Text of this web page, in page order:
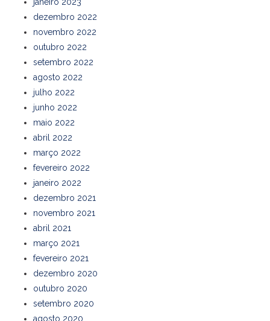
dezembro 2022
novembro 2022
outubro 2022
setembro 2022
agosto 2022
julho 2022
junho 2022
maio 2022
abril 2022
março 2022
fevereiro 2022
janeiro 2022
dezembro 2021
novembro 2021
abril 2021
março 2021
fevereiro 2021
dezembro 2020
outubro 2020
setembro 2020
agosto 2020